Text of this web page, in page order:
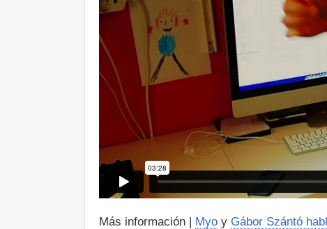
Más información | Myo y Gábor Szántó